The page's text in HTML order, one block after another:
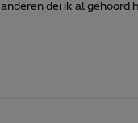
dei ik al gehoord